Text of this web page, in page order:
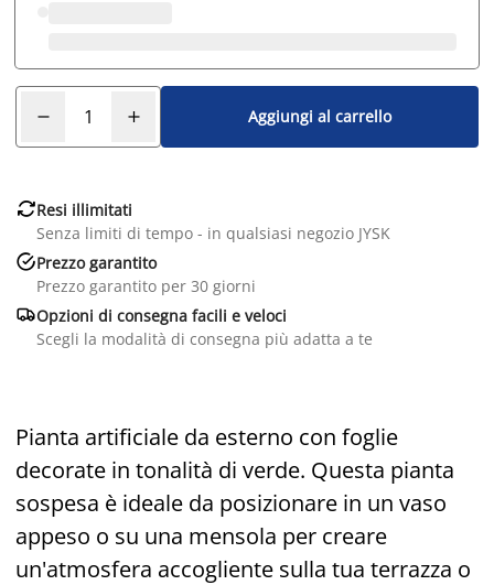
Aggiungi al carrello
Resi illimitati
Senza limiti di tempo - in qualsiasi negozio JYSK
Prezzo garantito
Prezzo garantito per 30 giorni
Opzioni di consegna facili e veloci
Scegli la modalità di consegna più adatta a te
Pianta artificiale da esterno con foglie
decorate in tonalità di verde. Questa pianta
sospesa è ideale da posizionare in un vaso
appeso o su una mensola per creare
un'atmosfera accogliente sulla tua terrazza o